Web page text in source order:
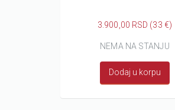
3.900,00 RSD (33 €)
NEMA NA STANJU
Dodaj u korpu